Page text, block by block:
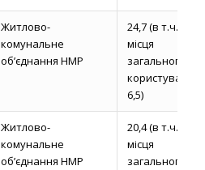
Житлово-
комунальне
об’єднання НМР
24,7 (в т.ч.
місця
загального
користування
6,5)
Житлово-
комунальне
об’єднання НМР
20,4 (в т.ч.
місця
загального